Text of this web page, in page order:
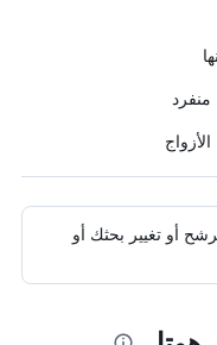
منفرد
الأزواج
أو تغيير بحثك أو